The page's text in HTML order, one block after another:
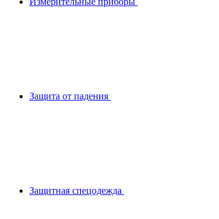
Защита от падения
Защитная спецодежда